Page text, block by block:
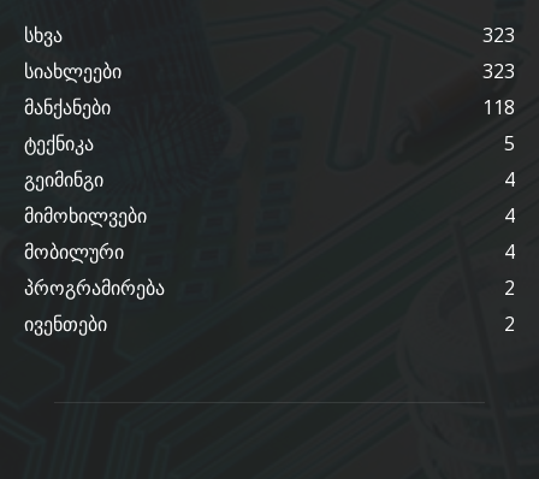
სხვა
323
სიახლეები
323
მანქანები
118
ტექნიკა
5
გეიმინგი
4
მიმოხილვები
4
მობილური
4
პროგრამირება
2
ივენთები
2